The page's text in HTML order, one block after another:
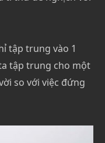
tập trung vào 1
tập trung cho một
so với việc đứng